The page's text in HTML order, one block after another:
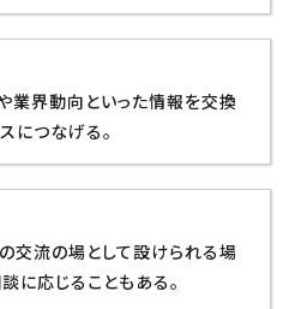
業界動向といった情報を交換
につなげる。
交流の場として設けられる場
に応じることもある。